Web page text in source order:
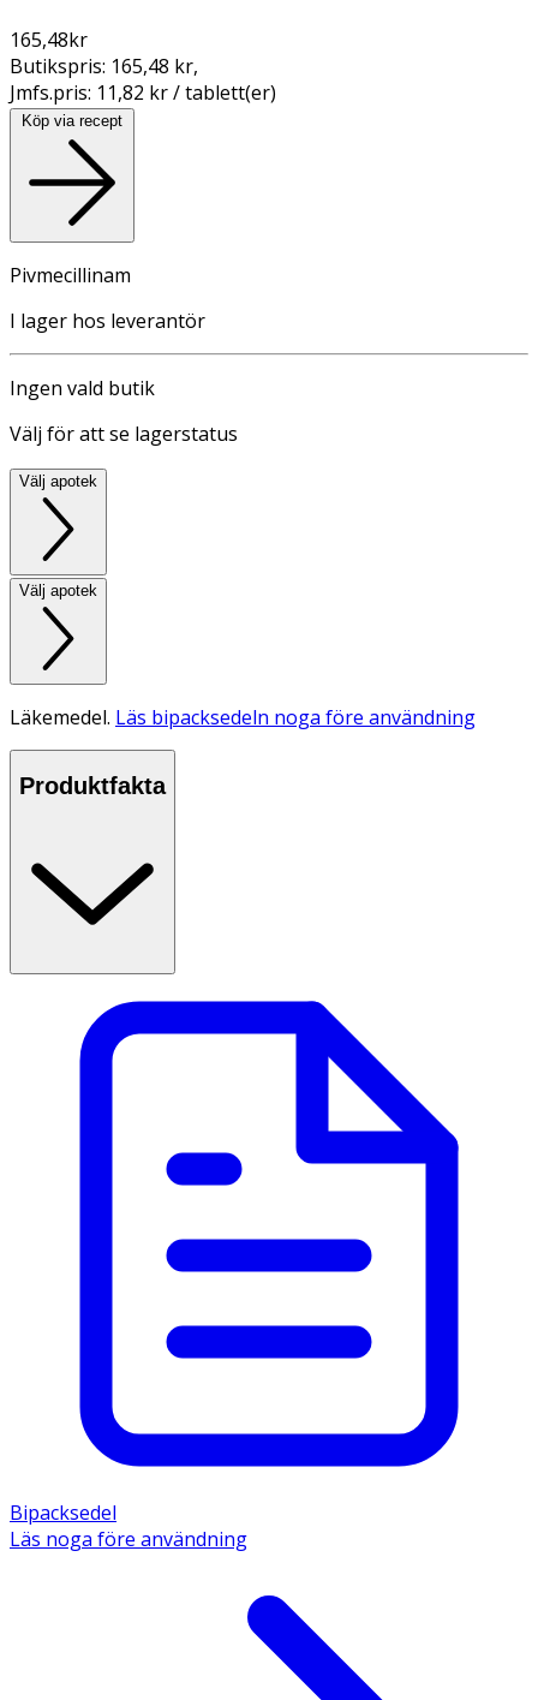
165,48kr
Butikspris: 165,48 kr,
Jmfs.pris: 11,82 kr / tablett(er)
Köp via recept
Pivmecillinam
I lager hos leverantör
Ingen vald butik
Välj för att se lagerstatus
Välj apotek
Välj apotek
Läkemedel. Läs bipacksedeln noga före användning
Produktfakta
Bipacksedel
Läs noga före användning